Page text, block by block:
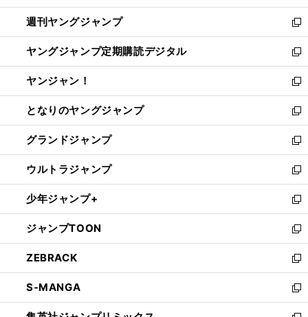
開
く
ウ
で
開
く
ン
ド
ウ
で
開
く
ウ
ィ
ン
ド
ウ
で
開
く
週刊ヤングジャンプ
新
し
い
ウ
ィ
ン
ド
ウ
で
開
く
ヤングジャンプ定期購読デジタル
新
し
い
ウ
ィ
ン
ド
ウ
で
開
く
ヤンジャン！
新
し
い
ウ
ィ
ン
ド
ウ
で
開
く
となりのヤングジャンプ
新
し
い
ウ
ィ
ン
ド
ウ
で
開
く
グランドジャンプ
新
し
い
ウ
ィ
ン
ド
ウ
で
開
く
ウルトラジャンプ
新
し
い
ウ
ィ
ン
ド
ウ
で
開
少年ジャンプ+
新
し
い
ウ
ィ
ン
ド
ウ
ジャンプTOON
新
し
い
ウ
ィ
ン
ZEBRACK
新
し
い
ウ
S-MANGA
新
し